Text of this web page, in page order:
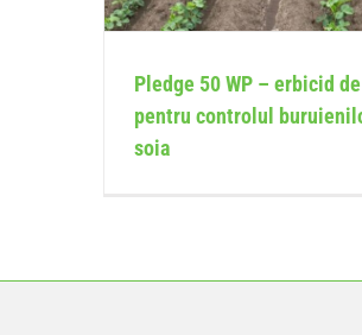
Pledge 50 WP – erbicid
pentru controlul
soia